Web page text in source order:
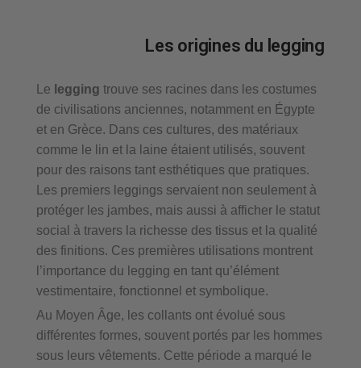
Les origines du legging
Le legging trouve ses racines dans les costumes
de civilisations anciennes, notamment en Égypte
et en Grèce. Dans ces cultures, des matériaux
comme le lin et la laine étaient utilisés, souvent
pour des raisons tant esthétiques que pratiques.
Les premiers leggings servaient non seulement à
protéger les jambes, mais aussi à afficher le statut
social à travers la richesse des tissus et la qualité
des finitions. Ces premières utilisations montrent
l’importance du legging en tant qu’élément
vestimentaire, fonctionnel et symbolique.
Au Moyen Âge, les collants ont évolué sous
différentes formes, souvent portés par les hommes
sous leurs vêtements. Cette période a marqué le